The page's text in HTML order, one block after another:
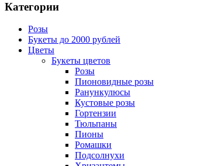
Категории
Розы
Букеты до 2000 рублей
Цветы
Букеты цветов
Розы
Пионовидные розы
Ранункулюсы
Кустовые розы
Гортензии
Тюльпаны
Пионы
Ромашки
Подсолнухи